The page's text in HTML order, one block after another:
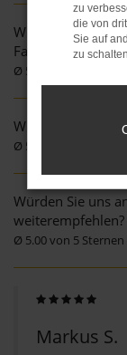
Wie zufrieden
Fachkompetenz
Ø 5.00 von 5 Sternen
Wie zufrieden
Ø 5.00 von 5 Sternen
Würden Sie uns
weiterempfehlen?
Ø 5.00 von 5 Sternen
Markus S.
zu
die von
Sie auf
zu